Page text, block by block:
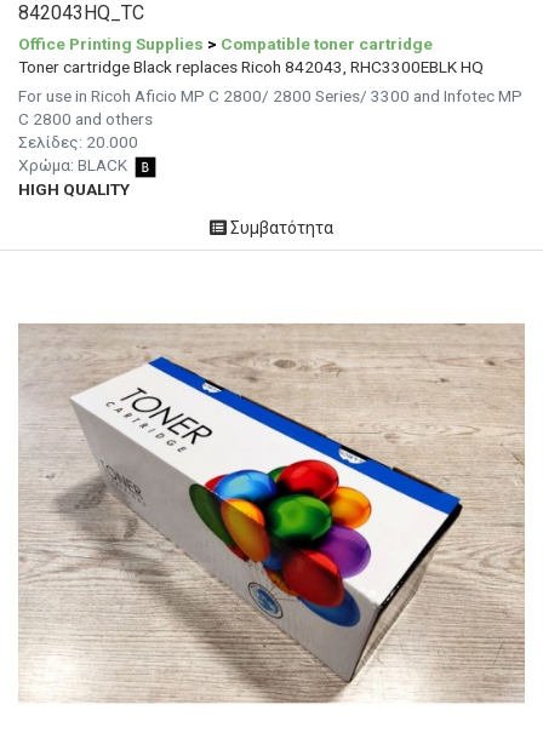
842043HQ_TC
Office Printing Supplies > Compatible toner cartridge
Toner cartridge Black replaces Ricoh 842043, RHC3300EBLK HQ
For use in Ricoh Aficio MP C 2800/ 2800 Series/ 3300 and Infotec MP
C 2800 and others
Σελίδες: 20.000
Χρώμα: BLACK
HIGH QUALITY
Συμβατότητα